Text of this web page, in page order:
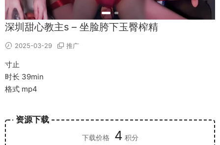
深圳甜心教主s – 坐脸胯下玉臀榨精
2025-03-29 推广
寸止
时长 39min
格式 mp4
资源下载
下载价格 4 积分